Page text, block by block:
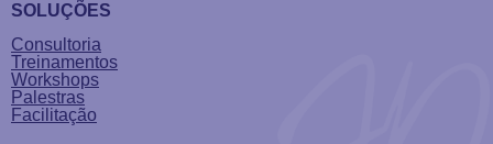
SOLUÇÕES
Consultoria
Treinamentos
Workshops
Palestras
Facilitação